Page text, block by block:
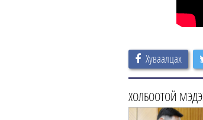
Хуваалцах
ХОЛБООТОЙ